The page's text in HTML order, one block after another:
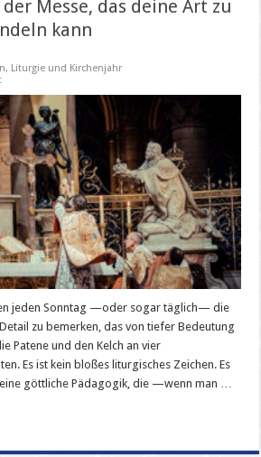
Messe, das deine Art zu
kann
, Liturgie und Kirchenjahr
für
zum
Himmel:
das
Geheimnis
der
Erhebungen
in
der
Messe,
das
deine
Art
zu
glauben
verwandeln
kann
jeden Sonntag —oder sogar täglich— die
zu bemerken, das von tiefer Bedeutung
Patene und den Kelch an vier
Es ist kein bloßes liturgisches Zeichen. Es
göttliche Pädagogik, die —wenn man …